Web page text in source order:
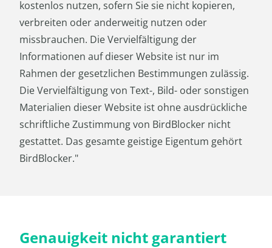
kostenlos nutzen, sofern Sie sie nicht kopieren,
verbreiten oder anderweitig nutzen oder
missbrauchen. Die Vervielfältigung der
Informationen auf dieser Website ist nur im
Rahmen der gesetzlichen Bestimmungen zulässig.
Die Vervielfältigung von Text-, Bild- oder sonstigen
Materialien dieser Website ist ohne ausdrückliche
schriftliche Zustimmung von BirdBlocker nicht
gestattet. Das gesamte geistige Eigentum gehört
BirdBlocker."
Genauigkeit nicht garantiert